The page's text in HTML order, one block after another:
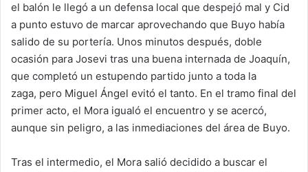
el balón le llegó a un defensa local que despejó mal y Cid
a punto estuvo de marcar aprovechando que Buyo había
salido de su portería. Unos minutos después, doble
ocasión para Josevi tras una buena internada de Joaquín,
que completó un estupendo partido junto a toda la
zaga, pero Miguel Ángel evitó el tanto. En el tramo final del
primer acto, el Mora igualó el encuentro y se acercó,
aunque sin peligro, a las inmediaciones del área de Buyo.
Tras el intermedio, el Mora salió decidido a buscar el